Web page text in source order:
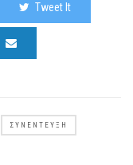
Tweet It
ΣΥΝΈΝΤΕΥΞΗ